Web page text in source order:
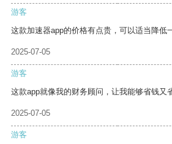
游客
这款加速器app的价格有点贵，可以适当降低
2025-07-05
游客
这款app就像我的财务顾问，让我能够省钱又
2025-07-05
游客